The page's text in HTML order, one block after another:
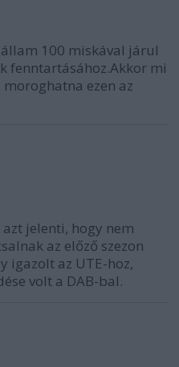
100 miskával járul
fenntartásához.Akkor mi
ezen az
jelenti, hogy nem
az előző szezon
igazolt az UTE-hoz,
volt a DAB-bal.